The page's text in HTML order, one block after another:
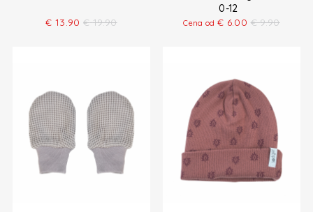
€ 13.90 € 19.90
0-12
Cena od€ 6.00 € 9.90